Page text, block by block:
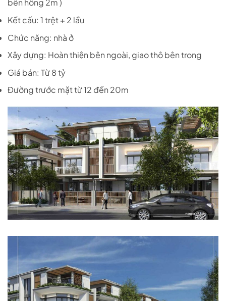
bên hông 2m )
Kết cấu: 1 trệt + 2 lầu
Chức năng: nhà ở
Xây dựng: Hoàn thiện bên ngoài, giao thô bên trong
Giá bán: Từ 8 tỷ
Đường trước mặt từ 12 đến 20m